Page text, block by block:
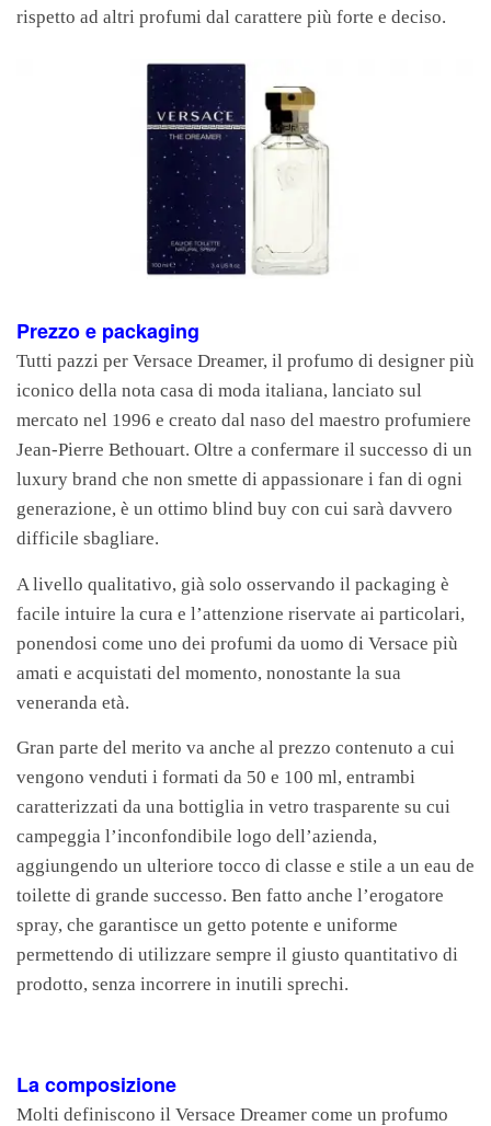
rispetto ad altri profumi dal carattere più forte e deciso.
Prezzo e packaging
Tutti pazzi per Versace Dreamer, il profumo di designer più
iconico della nota casa di moda italiana, lanciato sul
mercato nel 1996 e creato dal naso del maestro profumiere
Jean-Pierre Bethouart. Oltre a confermare il successo di un
luxury brand che non smette di appassionare i fan di ogni
generazione, è un ottimo blind buy con cui sarà davvero
difficile sbagliare.
A livello qualitativo, già solo osservando il packaging è
facile intuire la cura e l’attenzione riservate ai particolari,
ponendosi come uno dei profumi da uomo di Versace più
amati e acquistati del momento, nonostante la sua
veneranda età.
Gran parte del merito va anche al prezzo contenuto a cui
vengono venduti i formati da 50 e 100 ml, entrambi
caratterizzati da una bottiglia in vetro trasparente su cui
campeggia l’inconfondibile logo dell’azienda,
aggiungendo un ulteriore tocco di classe e stile a un eau de
toilette di grande successo. Ben fatto anche l’erogatore
spray, che garantisce un getto potente e uniforme
permettendo di utilizzare sempre il giusto quantitativo di
prodotto, senza incorrere in inutili sprechi.
La composizione
Molti definiscono il Versace Dreamer come un profumo